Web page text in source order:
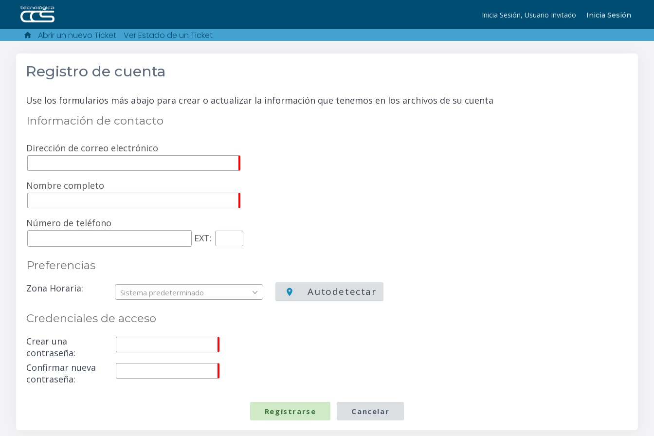
Inicia Sesión, Usuario Invitado Inicia Sesión
Abrir un nuevo Ticket Ver Estado de un Ticket
Registro de cuenta
Use los formularios más abajo para crear o actualizar la información que tenemos en los archivos de su cuenta
Información de contacto
Dirección de correo electrónico
Nombre completo
Número de teléfono
EXT:
Preferencias
Zona Horaria: Sistema predeterminado Autodetectar
Credenciales de acceso
Crear una
contraseña:
Confirmar nueva
contraseña: